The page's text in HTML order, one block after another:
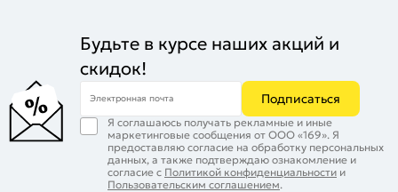
Будьте в курсе наших акций и
скидок!
Электронная почта Подписаться
Я соглашаюсь получать рекламные и иные
маркетинговые сообщения от ООО «169». Я
предоставляю согласие на обработку персональных
данных, а также подтверждаю ознакомление и
согласие с Политикой конфиденциальности и
Пользовательским соглашением.